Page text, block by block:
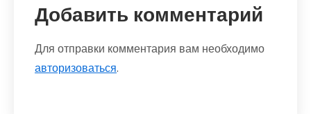
Добавить комментарий
Для отправки комментария вам необходимо
авторизоваться.